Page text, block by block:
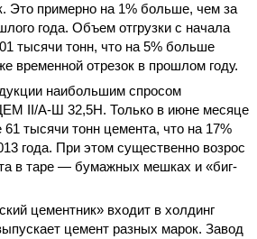
Это примерно на 1% больше, чем за
года. Объем отгрузки с начала
тысячи тонн, что на 5% больше
временной отрезок в прошлом году.
наибольшим спросом
II/А-Ш 32,5Н. Только в июне месяце
тысячи тонн цемента, что на 17%
года. При этом существенно возрос
в таре — бумажных мешках и «биг-
цементник» входит в холдинг
цемент разных марок. Завод